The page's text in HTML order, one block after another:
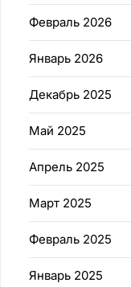
Февраль 2026
Январь 2026
Декабрь 2025
Май 2025
Апрель 2025
Март 2025
Февраль 2025
Январь 2025